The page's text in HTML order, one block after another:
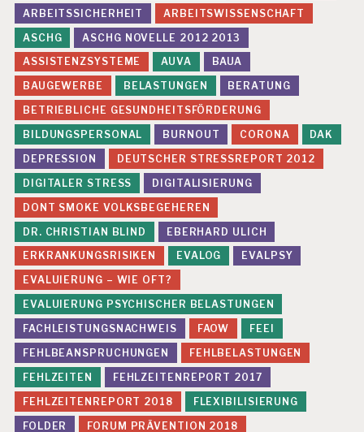
ARBEITSSICHERHEIT
ARBEITSWISSENSCHAFT
ASCHG
ASCHG NOVELLE 2012 2013
ASSISTENZSYSTEME
AUVA
BAUA
BAUGEWERBE
BELASTUNGEN
BERATUNG
BETRIEBLICHE GESUNDHEITSFÖRDERUNG
BILDUNGSPERSONAL
BURNOUT CORONA
DAK
DEPRESSION
DEUTSCHER STRESSREPORT 2012
DIGITALER STRESS
DIGITALISIERUNG
DONT SMOKE VOLKSBEGEHEREN
DR. CHRISTIAN BLIND
EBERHARD ULICH
ERKRANKUNGSRISIKEN
EVALOG
EVALPSY
EVALUIERUNG – WIE OFT?
EVALUIERUNG PSYCHISCHER BELASTUNGEN
FACHLEISTUNGSNACHWEIS
FAOW
FEEI
FEHLBEANSPRUCHUNGEN
FEHLBELASTUNGEN
FEHLZEITEN
FEHLZEITENREPORT 2017
FEHLZEITENREPORT 2018
FLEXIBILISIERUNG
FOLDER
FORUM PRÄVENTION 2018